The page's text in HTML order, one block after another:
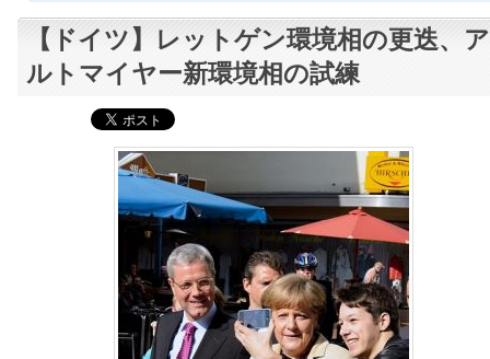
【ドイツ】レットゲン環境相の更迭、ア
ルトマイヤー新環境相の試練